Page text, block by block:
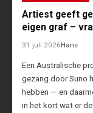
Artiest geeft
eigen graf –
31 juli 2026Hans
Een Australische
gezang door Suno
hebben — en
in het kort wat er